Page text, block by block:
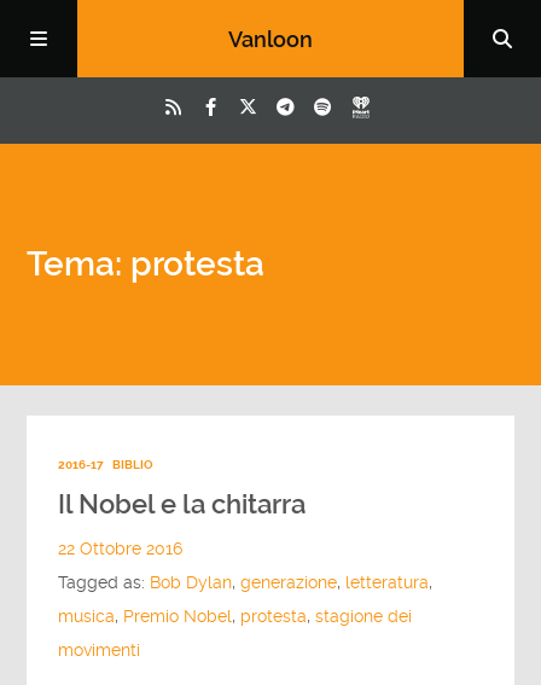
Vanloon
Tema: protesta
2016-17 BIBLIO
Il Nobel e la chitarra
22 Ottobre 2016
Tagged as: Bob Dylan,generazione, letteratura,
musica, Premio Nobel, protesta,stagione dei
movimenti